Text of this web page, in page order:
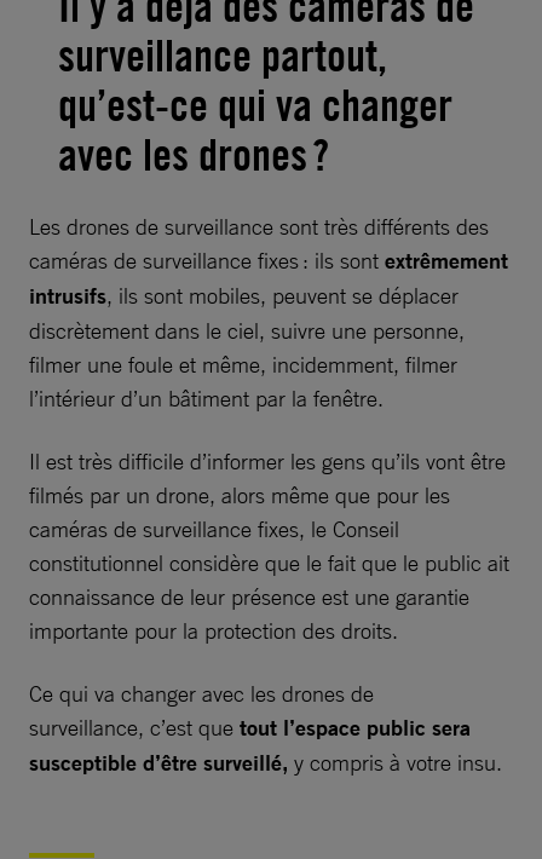
surveillance partout,
qu’est-ce qui va changer
avec les drones ?
Les drones de surveillance sont très différents des
caméras de surveillance fixes : ils sont extrêmement
intrusifs, ils sont mobiles, peuvent se déplacer
discrètement dans le ciel, suivre une personne,
filmer une foule et même, incidemment, filmer
l’intérieur d’un bâtiment par la fenêtre.
Il est très difficile d’informer les gens qu’ils vont être
filmés par un drone, alors même que pour les
caméras de surveillance fixes, le Conseil
constitutionnel considère que le fait que le public ait
connaissance de leur présence est une garantie
importante pour la protection des droits.
Ce qui va changer avec les drones de
surveillance, c’est que tout l’espace public sera
susceptible d’être surveillé, y compris à votre insu.